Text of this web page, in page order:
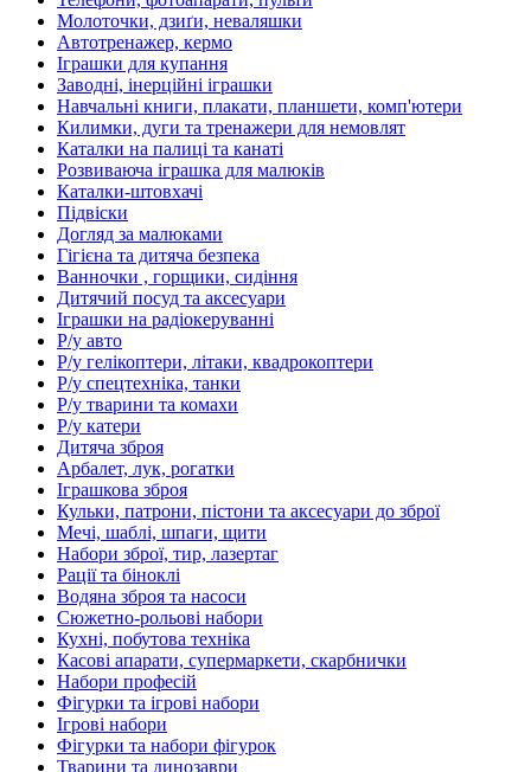
Молоточки, дзиґи, неваляшки
Автотренажер, кермо
Іграшки для купання
Заводні, інерційні іграшки
Навчальні книги, плакати, планшети, комп'ютери
Килимки, дуги та тренажери для немовлят
Каталки на палиці та канаті
Розвиваюча іграшка для малюків
Каталки-штовхачі
Підвіски
Догляд за малюками
Гігієна та дитяча безпека
Ванночки , горщики, сидіння
Дитячий посуд та аксесуари
Іграшки на радіокеруванні
Р/у авто
Р/у гелікоптери, літаки, квадрокоптери
Р/у спецтехніка, танки
Р/у тварини та комахи
Р/у катери
Дитяча зброя
Арбалет, лук, рогатки
Іграшкова зброя
Кульки, патрони, пістони та аксесуари до зброї
Мечі, шаблі, шпаги, щити
Набори зброї, тир, лазертаг
Рації та біноклі
Водяна зброя та насоси
Сюжетно-рольові набори
Кухні, побутова техніка
Касові апарати, супермаркети, скарбнички
Набори професій
Фігурки та ігрові набори
Ігрові набори
Фігурки та набори фігурок
Тварини та динозаври